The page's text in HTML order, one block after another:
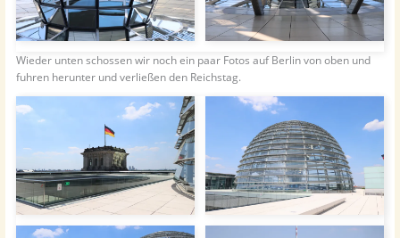
Wieder unten schossen wir noch ein paar Fotos auf Berlin von oben und
fuhren herunter und verließen den Reichstag.